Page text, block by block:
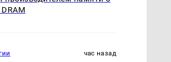
час назад